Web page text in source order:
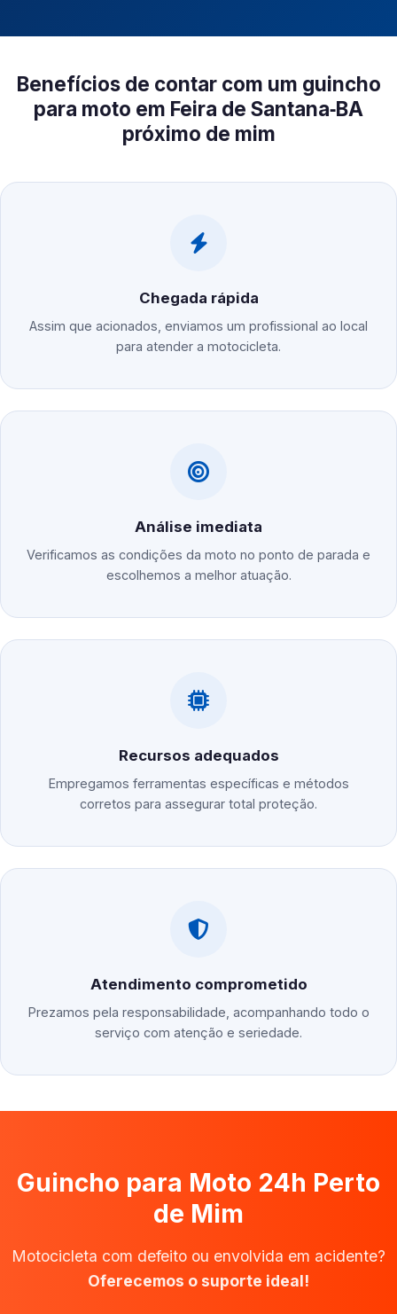
Benefícios de contar com um guincho
para moto em Feira de Santana‑BA
próximo de mim
Chegada rápida
Assim que acionados, enviamos um profissional ao local
para atender a motocicleta.
Análise imediata
Verificamos as condições da moto no ponto de parada e
escolhemos a melhor atuação.
Recursos adequados
Empregamos ferramentas específicas e métodos
corretos para assegurar total proteção.
Atendimento comprometido
Prezamos pela responsabilidade, acompanhando todo o
serviço com atenção e seriedade.
Guincho para Moto 24h Perto
de Mim
Motocicleta com defeito ou envolvida em acidente?
Oferecemos o suporte ideal!